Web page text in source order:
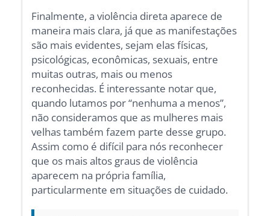
Finalmente, a violência direta aparece de
maneira mais clara, já que as manifestações
são mais evidentes, sejam elas físicas,
psicológicas, econômicas, sexuais, entre
muitas outras, mais ou menos
reconhecidas. É interessante notar que,
quando lutamos por “nenhuma a menos”,
não consideramos que as mulheres mais
velhas também fazem parte desse grupo.
Assim como é difícil para nós reconhecer
que os mais altos graus de violência
aparecem na própria família,
particularmente em situações de cuidado.